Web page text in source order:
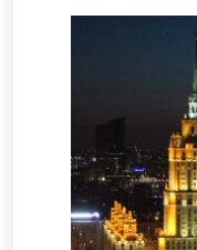
У нас в
розыгрыши
интересные
концерты,
многое